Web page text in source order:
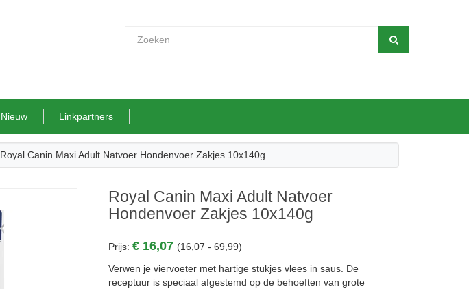
Nieuw Linkpartners
Royal Canin Maxi Adult Natvoer Hondenvoer Zakjes 10x140g
Royal Canin Maxi Adult Natvoer
Hondenvoer Zakjes 10x140g
Prijs:€ 16,07 (16,07 - 69,99)
Verwen je viervoeter met hartige stukjes vlees in saus. De
receptuur is speciaal afgestemd op de behoeften van grote